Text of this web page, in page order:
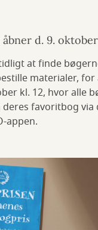
d. 9. oktober
at finde
materialer,
kl. 12, hvor alle
favoritbog via
appen.